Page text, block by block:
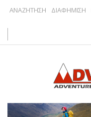
ΑΝΑΖΗΤΗΣΗ ΔΙΑΦΗΜΙΣΗ